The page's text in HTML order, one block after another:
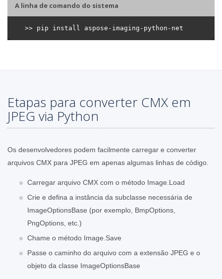
A linha de comando do sistema
Etapas para converter CMX em
JPEG via Python
Os desenvolvedores podem facilmente carregar e converter
arquivos CMX para JPEG em apenas algumas linhas de código.
Carregar arquivo CMX com o método Image.Load
Crie e defina a instância da subclasse necessária de
ImageOptionsBase (por exemplo, BmpOptions,
PngOptions, etc.)
Chame o método Image.Save
Passe o caminho do arquivo com a extensão JPEG e o
objeto da classe ImageOptionsBase